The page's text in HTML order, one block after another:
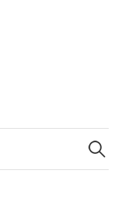
Suchen
nach: